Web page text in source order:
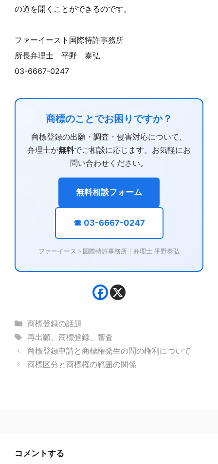
の道を開くことができるのです。
ファーイースト国際特許事務所
所長弁理士 平野 泰弘
03-6667-0247
商標のことでお困りですか？
商標登録の出願・調査・侵害対応について、
弁理士が無料でご相談に応じます。お気軽にお
問い合わせください。
無料相談フォーム
☎ 03-6667-0247
ファーイースト国際特許事務所｜弁理士 平野泰弘
カ
テ
ゴ
リ
ー
商標登録の話題
タ
グ
再出願、 商標登録、 審査
商標登録申請と商標権発生の間の権利について
商標区分と商標権の範囲の関係
コメントする